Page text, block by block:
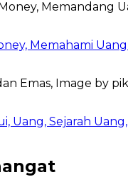
Memahami
Uang, Sejarah